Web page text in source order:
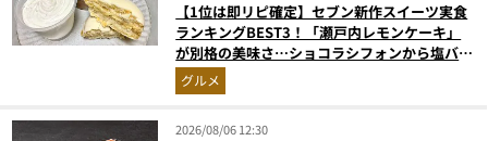
【1位は即リピ確定】セブン新作スイーツ実食
ランキングBEST3！「瀬戸内レモンケーキ」
が別格の美味さ…ショコラシフォンから塩バニ
ラプリンまで本気レビュー
グルメ
2026/08/06 12:30